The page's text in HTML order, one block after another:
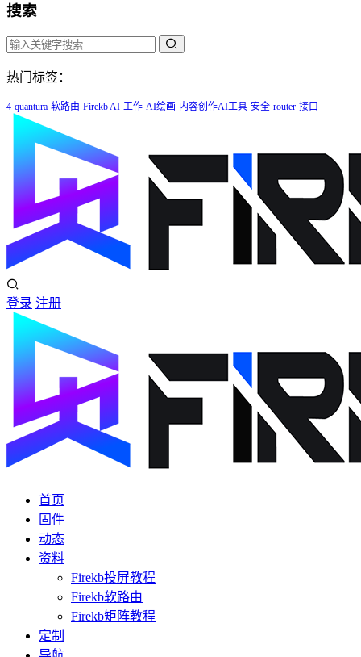
搜索
热门标签：
4 quantura 软路由 Firekb AI 工作 AI绘画 内容创作AI工具 安全 router 接口
登录 注册
首页
固件
动态
资料
Firekb投屏教程
Firekb软路由
Firekb矩阵教程
定制